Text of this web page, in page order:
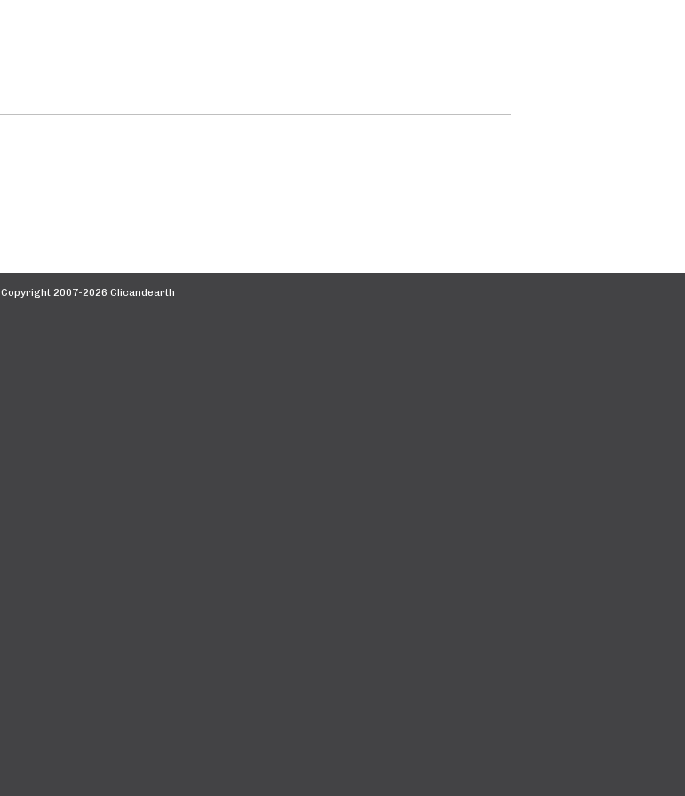
Copyright 2007-2026 Clicandearth